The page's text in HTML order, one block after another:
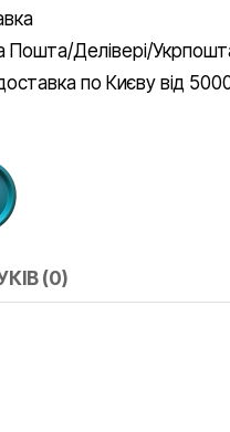
Пошта/Делівері/
по Києву від
(0)